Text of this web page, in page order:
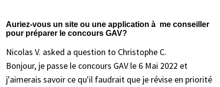
Auriez-vous un site ou une application à me conseiller
pour préparer le concours GAV?
Nicolas V. asked a question to Christophe C.
Bonjour, je passe le concours GAV le 6 Mai 2022 et
j'aimerais savoir ce qu'il faudrait que je révise en priorité